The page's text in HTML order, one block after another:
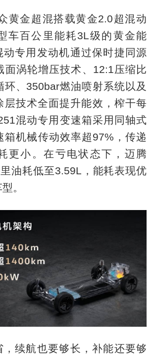
黄金超混搭载黄金2.0超混动
车百公里能耗3L级的黄金能
动专用发动机通过保时捷同源
面涡轮增压技术、12:1压缩比
环、350bar燃油喷射系统以及
层技术全面提升能效，榨干每
混动专用变速箱采用同轴式
箱机械传动效率超97%，传递
更小。在亏电状态下，迈腾
油耗低至3.59L，能耗表现优
。
，续航也要够长，补能还要够